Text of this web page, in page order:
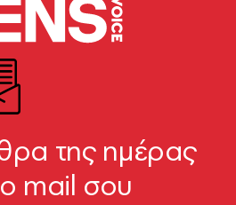
της ημέρας
mail σου